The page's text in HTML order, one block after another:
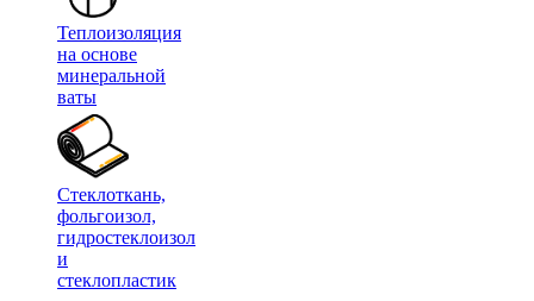
Теплоизоляция
на основе
минеральной
ваты
Стеклоткань,
фольгоизол,
гидростеклоизол
и
стеклопластик